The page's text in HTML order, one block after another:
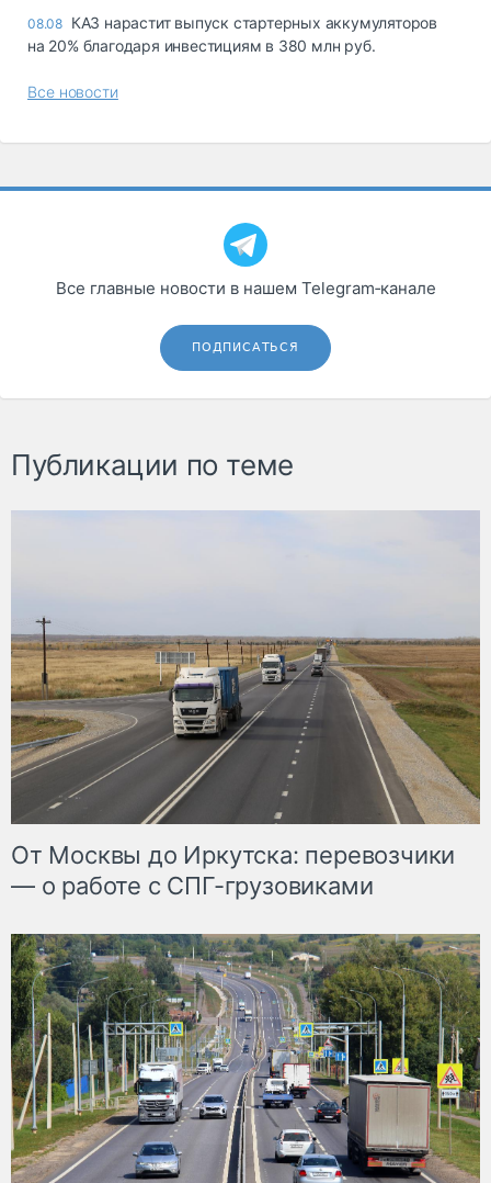
08.08 КАЗ нарастит выпуск стартерных аккумуляторов
на 20% благодаря инвестициям в 380 млн руб.
Все новости
Все главные новости в нашем Telegram‑канале
ПОДПИСАТЬСЯ
Публикации по теме
От Москвы до Иркутска: перевозчики
— о работе с СПГ-грузовиками